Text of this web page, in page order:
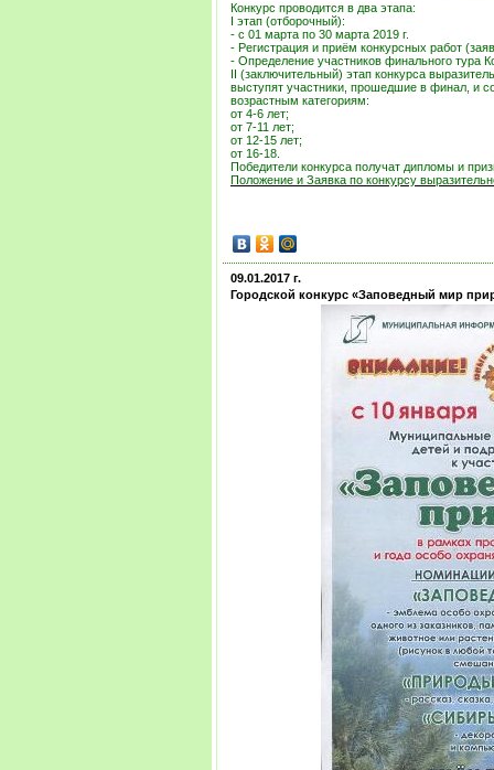
Конкурс проводится в два этапа:
I этап (отборочный):
- с 01 марта по 30 марта 2019 г.
- Регистрация и приём конкурсных работ
- Определение участников финального тура
II (заключительный) этап конкурса
выступят участники, прошедшие в финал, и
возрастным категориям:
от 4-6 лет;
от 7-11 лет;
от 12-15 лет;
от 16-18.
Победители конкурса получат дипломы и
Положение и Заявка по конкурсу
09.01.2017 г.
Городской конкурс «Заповедный мир